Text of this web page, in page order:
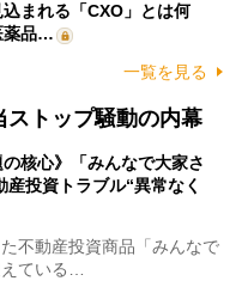
まれる「CXO」とは何
薬品…
一覧を見る
ストップ騒動の内幕
の核心》「みんなで大家さ
投資トラブル“異常なく
不動産投資商品「みんなで
えている…